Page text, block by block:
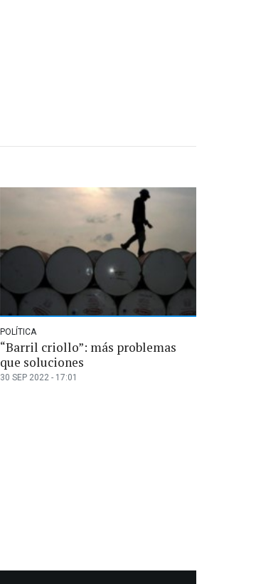
POLÍTICA
“Barril criollo”: más problemas
que soluciones
30 SEP 2022 - 17:01